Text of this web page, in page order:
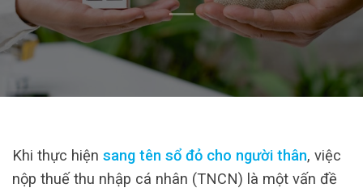
Khi thực hiện sang tên sổ đỏ cho người thân, việc
nộp thuế thu nhập cá nhân (TNCN) là một vấn đề